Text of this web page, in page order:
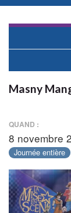
Masny
QUAND :
8 novembre
Journée entière